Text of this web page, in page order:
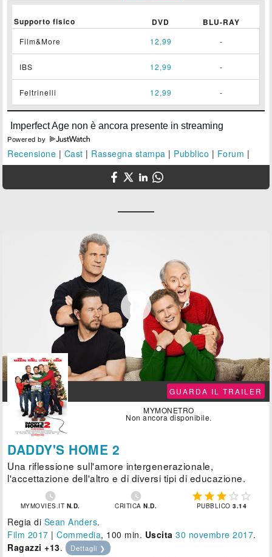
Supporto fisico DVD BLU-RAY
Film&More 12,99 -
IBS 12,99 -
Feltrinelli 12,99 -
Powered by
Recensione | Cast | Rassegna stampa | Pubblico | Forum |

GUARDA IL TRAILER
MYMONETRO
Non ancora disponibile.
DADDY'S HOME 2
Una riflessione sull'amore intergenerazionale,
l'accettazione dell'altro e di diversi tipi di educazione.

MYMOVIES.IT N.D.

CRITICAN.D.
    
PUBBLICO3.14
Regia di Sean Anders.
Film 2017 |Commedia, 100 min. Uscita 30 novembre 2017.
Ragazzi +13. Dettagli ❯